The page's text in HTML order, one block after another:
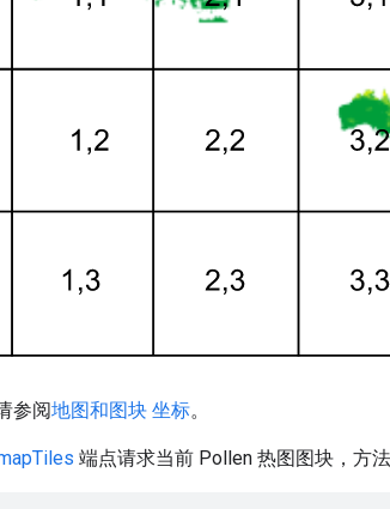
参阅地图和图块 坐标。
端点请求当前 Pollen 热图图块，方